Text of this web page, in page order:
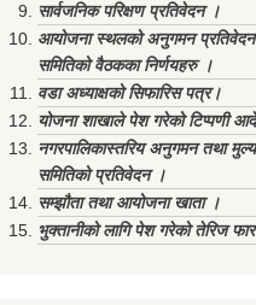
सार्वजनिक परिक्षण प्रतिवेदन ।
आयोजना स्थलको अनुगमन
समितिको वैठकका निर्णयहरु ।
वडा अध्याक्षको सिफारिस पत्र।
योजना शाखाले पेश गरेको टिप्पणी
नगरपालिकास्तरिय अनुगमन तथा
समितिको प्रतिवेदन ।
सम्झौता तथा आयोजना खाता ।
भुक्तानीको लागि पेश गरेको तेरिज